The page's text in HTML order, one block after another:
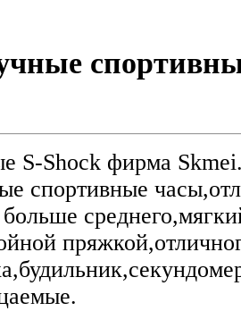
S-Shock фирма
спортивные